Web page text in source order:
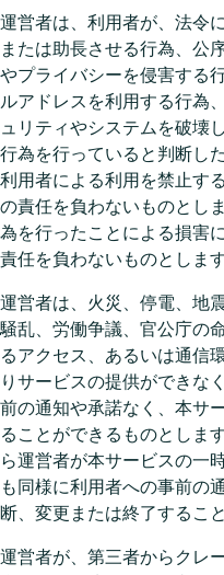
運営者は、利用者が、法令
または助長させる行為、公
やプライバシーを侵害する
ルアドレスを利用する行為
ュリティやシステムを破壊
行為を行っていると判断し
利用者による利用を禁止す
の責任を負わないものとし
為を行ったことによる損害
責任を負わないものとします
運営者は、火災、停電、地
騒乱、労働争議、官公庁の
るアクセス、あるいは通信
りサービスの提供ができな
前の通知や承諾なく、本サ
ることができるものとしま
ら運営者が本サービスの一
も同様に利用者への事前の
断、変更または終了するこ
運営者が、第三者からクレ